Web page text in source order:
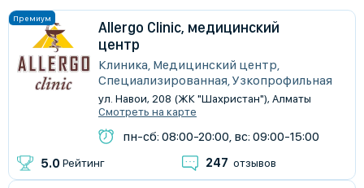
Allergo Clinic, медицинский
центр
Клиника, Медицинский центр,
Специализированная, Узкопрофильная
ул. Навои, 208 (ЖК "Шахристан"), Алматы
Смотреть на карте
пн-сб: 08:00-20:00, вс: 09:00-15:00
5.0 Рейтинг 247 отзывов